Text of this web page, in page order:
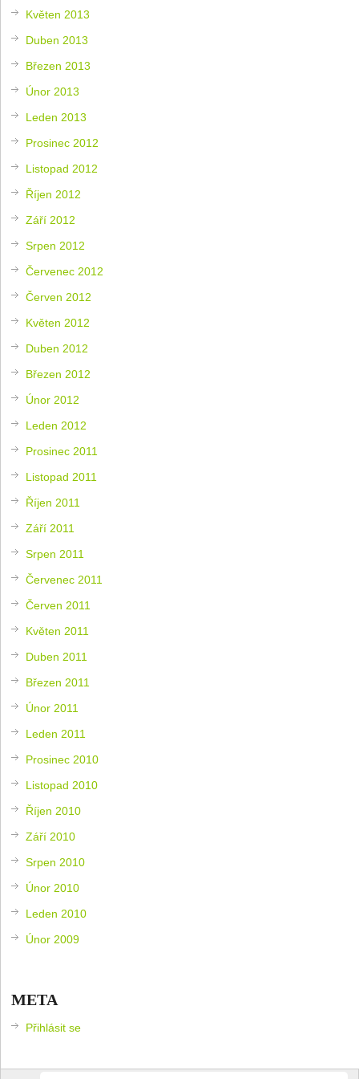
Květen 2013
Duben 2013
Březen 2013
Únor 2013
Leden 2013
Prosinec 2012
Listopad 2012
Říjen 2012
Září 2012
Srpen 2012
Červenec 2012
Červen 2012
Květen 2012
Duben 2012
Březen 2012
Únor 2012
Leden 2012
Prosinec 2011
Listopad 2011
Říjen 2011
Září 2011
Srpen 2011
Červenec 2011
Červen 2011
Květen 2011
Duben 2011
Březen 2011
Únor 2011
Leden 2011
Prosinec 2010
Listopad 2010
Říjen 2010
Září 2010
Srpen 2010
Únor 2010
Leden 2010
Únor 2009
META
Přihlásit se